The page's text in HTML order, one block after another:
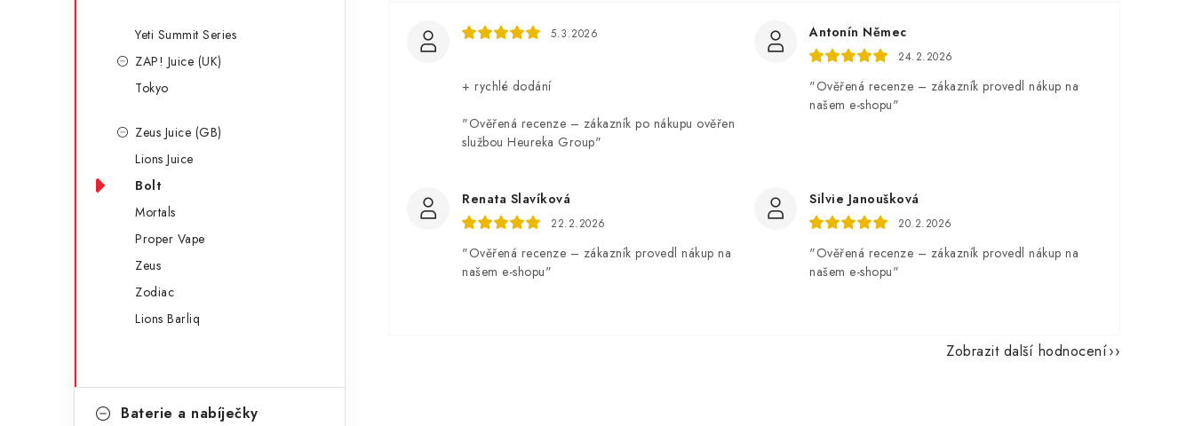
Yeti Summit Series
ZAP! Juice (UK)
Tokyo
Zeus Juice (GB)
Lions Juice
Bolt
Mortals
Proper Vape
Zeus
Zodiac
Lions Barliq
Baterie a nabíječky
5.3.2026
+ rychlé dodání
"Ověřená recenze – zákazník po nákupu ověřen
službou Heureka Group"
Antonín Němec
24.2.2026
"Ověřená recenze – zákazník provedl nákup na
našem e-shopu"
Renata Slavíková
22.2.2026
"Ověřená recenze – zákazník provedl nákup na
našem e-shopu"
Silvie Janoušková
20.2.2026
"Ověřená recenze – zákazník provedl nákup na
našem e-shopu"
Zobrazit další hodnocení